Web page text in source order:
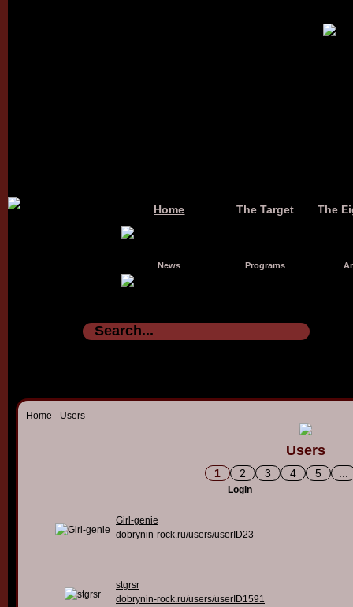
Home The Target The
News Programs
Home - Users
Users
1 2 3 4 5
Login
Girl-genie
dobrynin-rock.ru/users/userID23
stgrsr
dobrynin-rock.ru/users/userID1591